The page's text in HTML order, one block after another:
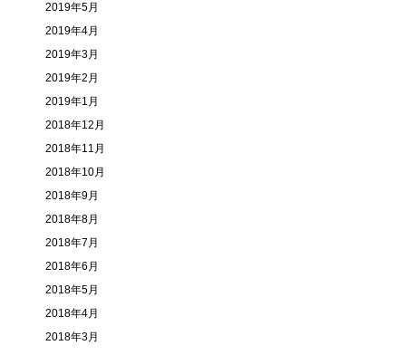
2019年5月
2019年4月
2019年3月
2019年2月
2019年1月
2018年12月
2018年11月
2018年10月
2018年9月
2018年8月
2018年7月
2018年6月
2018年5月
2018年4月
2018年3月